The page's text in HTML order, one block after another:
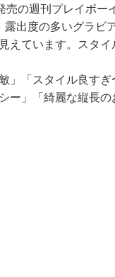
の週刊プレイボー
出度の多いグラビ
えています。スタイ
」「スタイル良す
ー」「綺麗な縦長